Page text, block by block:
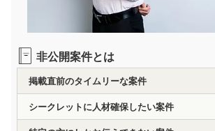
非公開案件とは
掲載直前のタイムリーな案件
シークレットに人材確保したい案件